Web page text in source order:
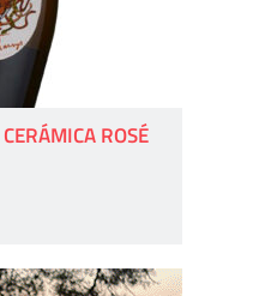
ROSÉ